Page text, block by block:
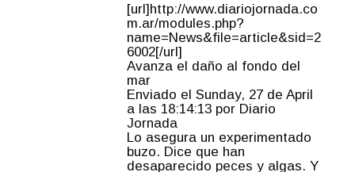
[url]http://www.diariojornada.co
m.ar/modules.php?
name=News&file=article&sid=2
6002[/url]
Avanza el daño al fondo del
mar
Enviado el Sunday, 27 de April
a las 18:14:13 por Diario
Jornada
Lo asegura un experimentado
buzo. Dice que han
desaparecido peces y algas. Y